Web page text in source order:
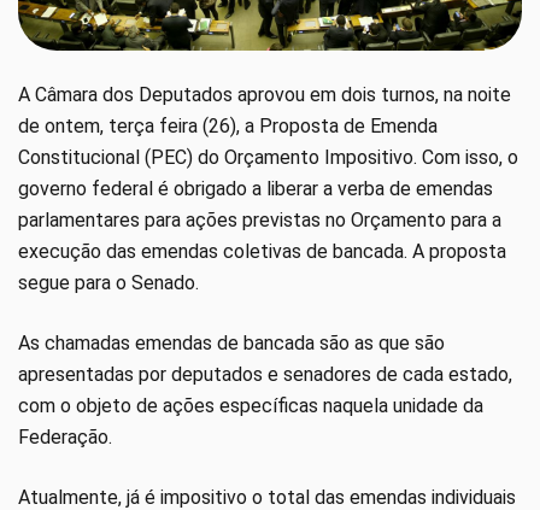
A Câmara dos Deputados aprovou em dois turnos, na noite
de ontem, terça feira (26), a Proposta de Emenda
Constitucional (PEC) do Orçamento Impositivo. Com isso, o
governo federal é obrigado a liberar a verba de emendas
parlamentares para ações previstas no Orçamento para a
execução das emendas coletivas de bancada. A proposta
segue para o Senado.
As chamadas emendas de bancada são as que são
apresentadas por deputados e senadores de cada estado,
com o objeto de ações específicas naquela unidade da
Federação.
Atualmente, já é impositivo o total das emendas individuais